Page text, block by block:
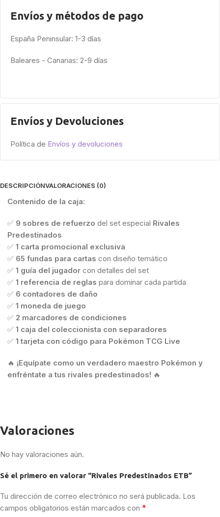
Envíos y métodos de pago
España Peninsular: 1-3 días
Baleares - Canarias: 2-9 días
Envíos y Devoluciones
Política de Envíos y devoluciones
DESCRIPCIÓNVALORACIONES (0)
Contenido de la caja:
✅ 9 sobres de refuerzo del set especial Rivales
Predestinados
✅ 1 carta promocional exclusiva
✅ 65 fundas para cartas con diseño temático
✅ 1 guía del jugador con detalles del set
✅ 1 referencia de reglas para dominar cada partida
✅ 6 contadores de daño
✅ 1 moneda de juego
✅ 2 marcadores de condiciones
✅ 1 caja del coleccionista con separadores
✅ 1 tarjeta con código para Pokémon TCG Live
🔥 ¡Equípate como un verdadero maestro Pokémon y
enfréntate a tus rivales predestinados! 🔥
Valoraciones
No hay valoraciones aún.
Sé el primero en valorar “Rivales Predestinados ETB”
Tu dirección de correo electrónico no será publicada. Los
campos obligatorios están marcados con *